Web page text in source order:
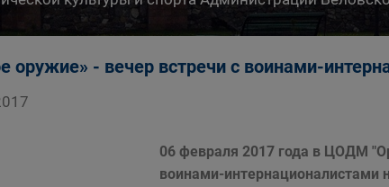
оружие» - вечер встречи с воинами-
06 февраля 2017 года в ЦОДМ
воинами-интернационалистами